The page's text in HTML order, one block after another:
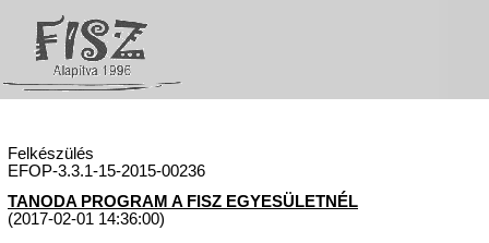
Felkészülés
EFOP-3.3.1-15-2015-00236
TANODA PROGRAM A FISZ EGYESÜLETNÉL
(2017-02-01 14:36:00)